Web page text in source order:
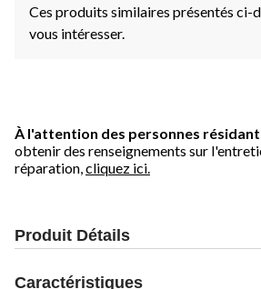
Ces produits similaires présentés ci-
vous intéresser.
À l'attention des personnes
obtenir des renseignements sur
réparation, cliquez ici.
Produit Détails
Caractéristiques